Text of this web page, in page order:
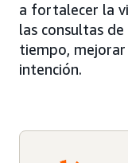
a fortalecer la
las consultas
tiempo,
intención.